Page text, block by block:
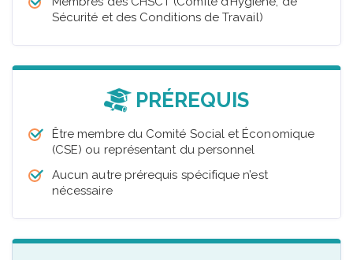
Sécurité et des Conditions de Travail)
PRÉREQUIS
Être membre du Comité Social et Économique
(CSE) ou représentant du personnel
Aucun autre prérequis spécifique n’est
nécessaire